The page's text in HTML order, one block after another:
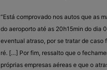
“Está comprovado nos autos que as
do aeroporto até as 20h15min do dia
eventual atraso, por se tratar de
ré. […] Por fim, ressalto que o
próprias empresas aéreas e que o